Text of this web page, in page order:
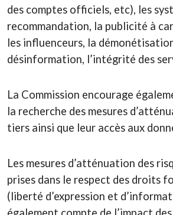
des comptes officiels, etc), les
recommandation, la publicité à
les influenceurs, la
désinformation, l’intégrité des
La Commission encourage
la recherche des mesures
tiers ainsi que leur accès aux
Les mesures d’atténuation des
prises dans le respect des droits
(liberté d’expression et